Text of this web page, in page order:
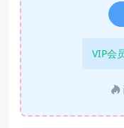
VIP会